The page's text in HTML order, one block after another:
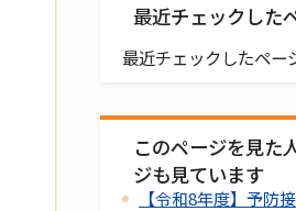
最近チェックした
最近チェックしたペー
このページを見た
ジも見ています
【令和8年度】予防